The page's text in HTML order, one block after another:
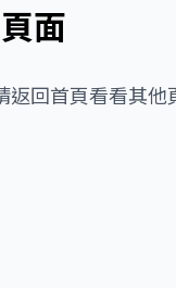
面
返回首頁看看其他